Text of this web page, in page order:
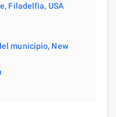
Filadelfia, USA
municipio, New